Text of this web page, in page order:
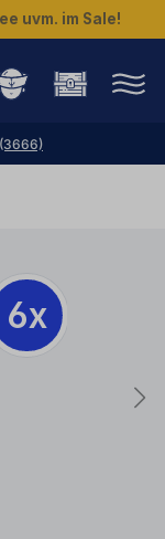
uvm. im Sale!
(3666)
6x